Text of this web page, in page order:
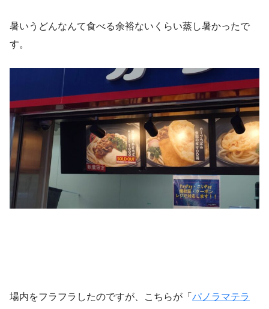
暑いうどんなんて食べる余裕ないくらい蒸し暑かったで
す。
場内をフラフラしたのですが、こちらが「 パノラマテラ